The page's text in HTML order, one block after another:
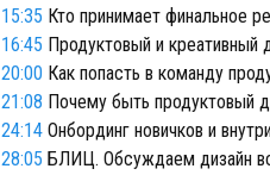
15:35 Кто принимает финальное
16:45 Продуктовый и креативный
20:00 Как попасть в команду
21:08 Почему быть продуктовый
24:14 Онбординг новичков и
28:05 БЛИЦ. Обсуждаем дизайн